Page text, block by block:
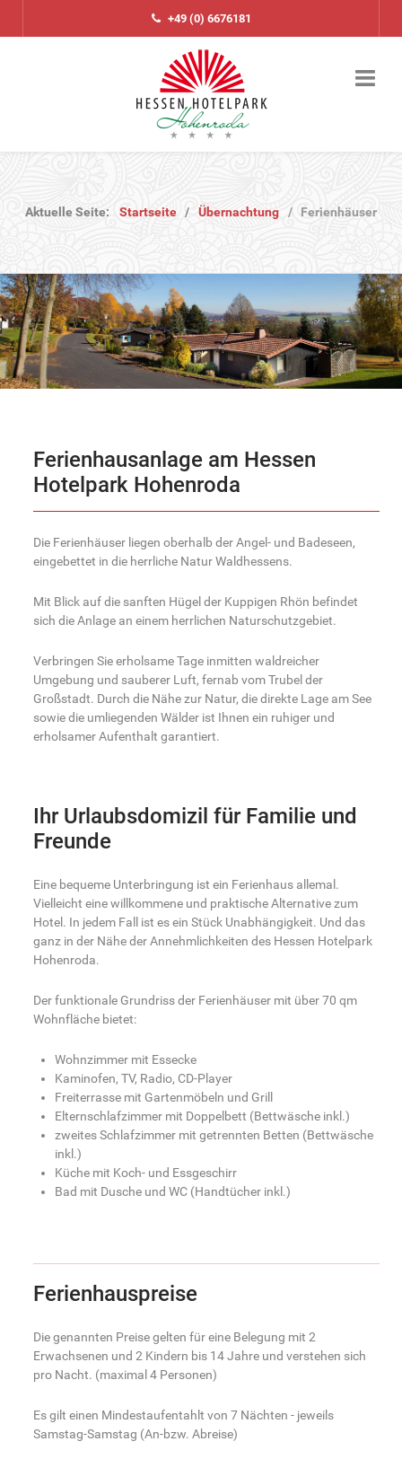
+49 (0) 6676181
Aktuelle Seite: Startseite Übernachtung Ferienhäuser
Ferienhausanlage am Hessen
Hotelpark Hohenroda
Die Ferienhäuser liegen oberhalb der Angel- und Badeseen,
eingebettet in die herrliche Natur Waldhessens.
Mit Blick auf die sanften Hügel der Kuppigen Rhön befindet
sich die Anlage an einem herrlichen Naturschutzgebiet.
Verbringen Sie erholsame Tage inmitten waldreicher
Umgebung und sauberer Luft, fernab vom Trubel der
Großstadt. Durch die Nähe zur Natur, die direkte Lage am See
sowie die umliegenden Wälder ist Ihnen ein ruhiger und
erholsamer Aufenthalt garantiert.
Ihr Urlaubsdomizil für Familie und
Freunde
Eine bequeme Unterbringung ist ein Ferienhaus allemal.
Vielleicht eine willkommene und praktische Alternative zum
Hotel. In jedem Fall ist es ein Stück Unabhängigkeit. Und das
ganz in der Nähe der Annehmlichkeiten des Hessen Hotelpark
Hohenroda.
Der funktionale Grundriss der Ferienhäuser mit über 70 qm
Wohnfläche bietet:
Wohnzimmer mit Essecke
Kaminofen, TV, Radio, CD-Player
Freiterrasse mit Gartenmöbeln und Grill
Elternschlafzimmer mit Doppelbett (Bettwäsche inkl.)
zweites Schlafzimmer mit getrennten Betten (Bettwäsche
inkl.)
Küche mit Koch- und Essgeschirr
Bad mit Dusche und WC (Handtücher inkl.)
Ferienhauspreise
Die genannten Preise gelten für eine Belegung mit 2
Erwachsenen und 2 Kindern bis 14 Jahre und verstehen sich
pro Nacht. (maximal 4 Personen)
Es gilt einen Mindestaufentahlt von 7 Nächten - jeweils
Samstag-Samstag (An-bzw. Abreise)